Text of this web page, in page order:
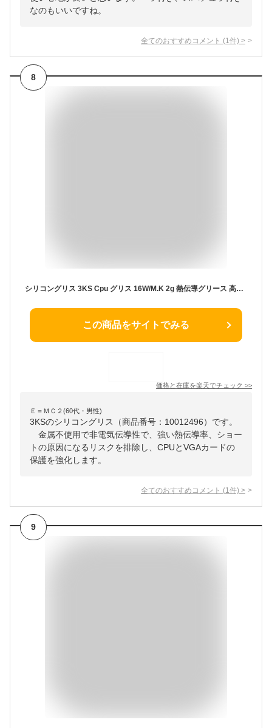
なのもいいですね。
全てのおすすめコメント (1 件) >
8
シリコングリス 3KS Cpu グリス 16W/M.K 2g 熱伝導グリース 高性能 熱伝導率 絶縁タイプ ヘラ付き 低粘度 耐久性 硅脂 サーマルグリス Pc IC Xobx Ps4 Thermal Paste シルバーグリス
この商品をサイトでみる
価格と在庫を楽天でチェック >>
Ｅ＝ＭＣ２(60代・男性)
3KSのシリコングリス（商品番号：10012496）です。
金属不使用で非電気伝導性で、強い熱伝導率、ショー
トの原因になるリスクを排除し、CPUとVGAカードの
保護を強化します。
全てのおすすめコメント (1 件) >
9